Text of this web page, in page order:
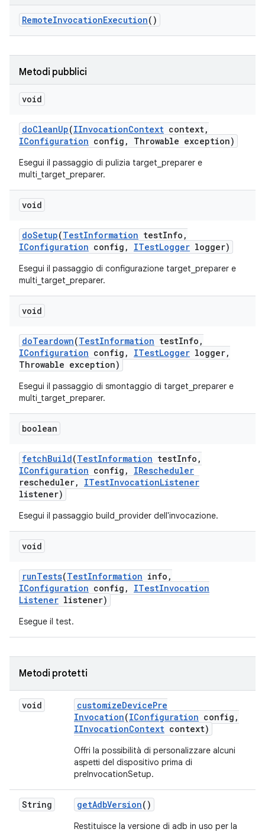
RemoteInvocationExecution()
Metodi pubblici
void
doCleanUp(IInvocationContext context,
IConfiguration config , Throwable exception)
Esegui il passaggio di pulizia target_preparer e
multi_target_preparer.
void
doSetup(TestInformation testInfo ,
IConfiguration config , ITestLogger logger)
Esegui il passaggio di configurazione target_preparer e
multi_target_preparer.
void
doTeardown(TestInformation testInfo ,
IConfiguration config , ITestLogger logger,
Throwable exception)
Esegui il passaggio di smontaggio di target_preparer e
multi_target_preparer.
boolean
fetchBuild(TestInformation testInfo ,
IConfiguration config ,
IRescheduler
rescheduler, ITestInvocationListener
listener)
Esegui il passaggio build_provider dell'invocazione.
void
runTests(TestInformation info ,
IConfiguration config , ITestInvocation
Listener listener)
Esegue il test.
Metodi protetti
void customizeDevicePre
Invocation(IConfiguration config ,
IInvocationContext context)
Offri la possibilità di personalizzare alcuni
aspetti del dispositivo prima di
preInvocationSetup.
String getAdbVersion()
Restituisce la versione di adb in uso per la